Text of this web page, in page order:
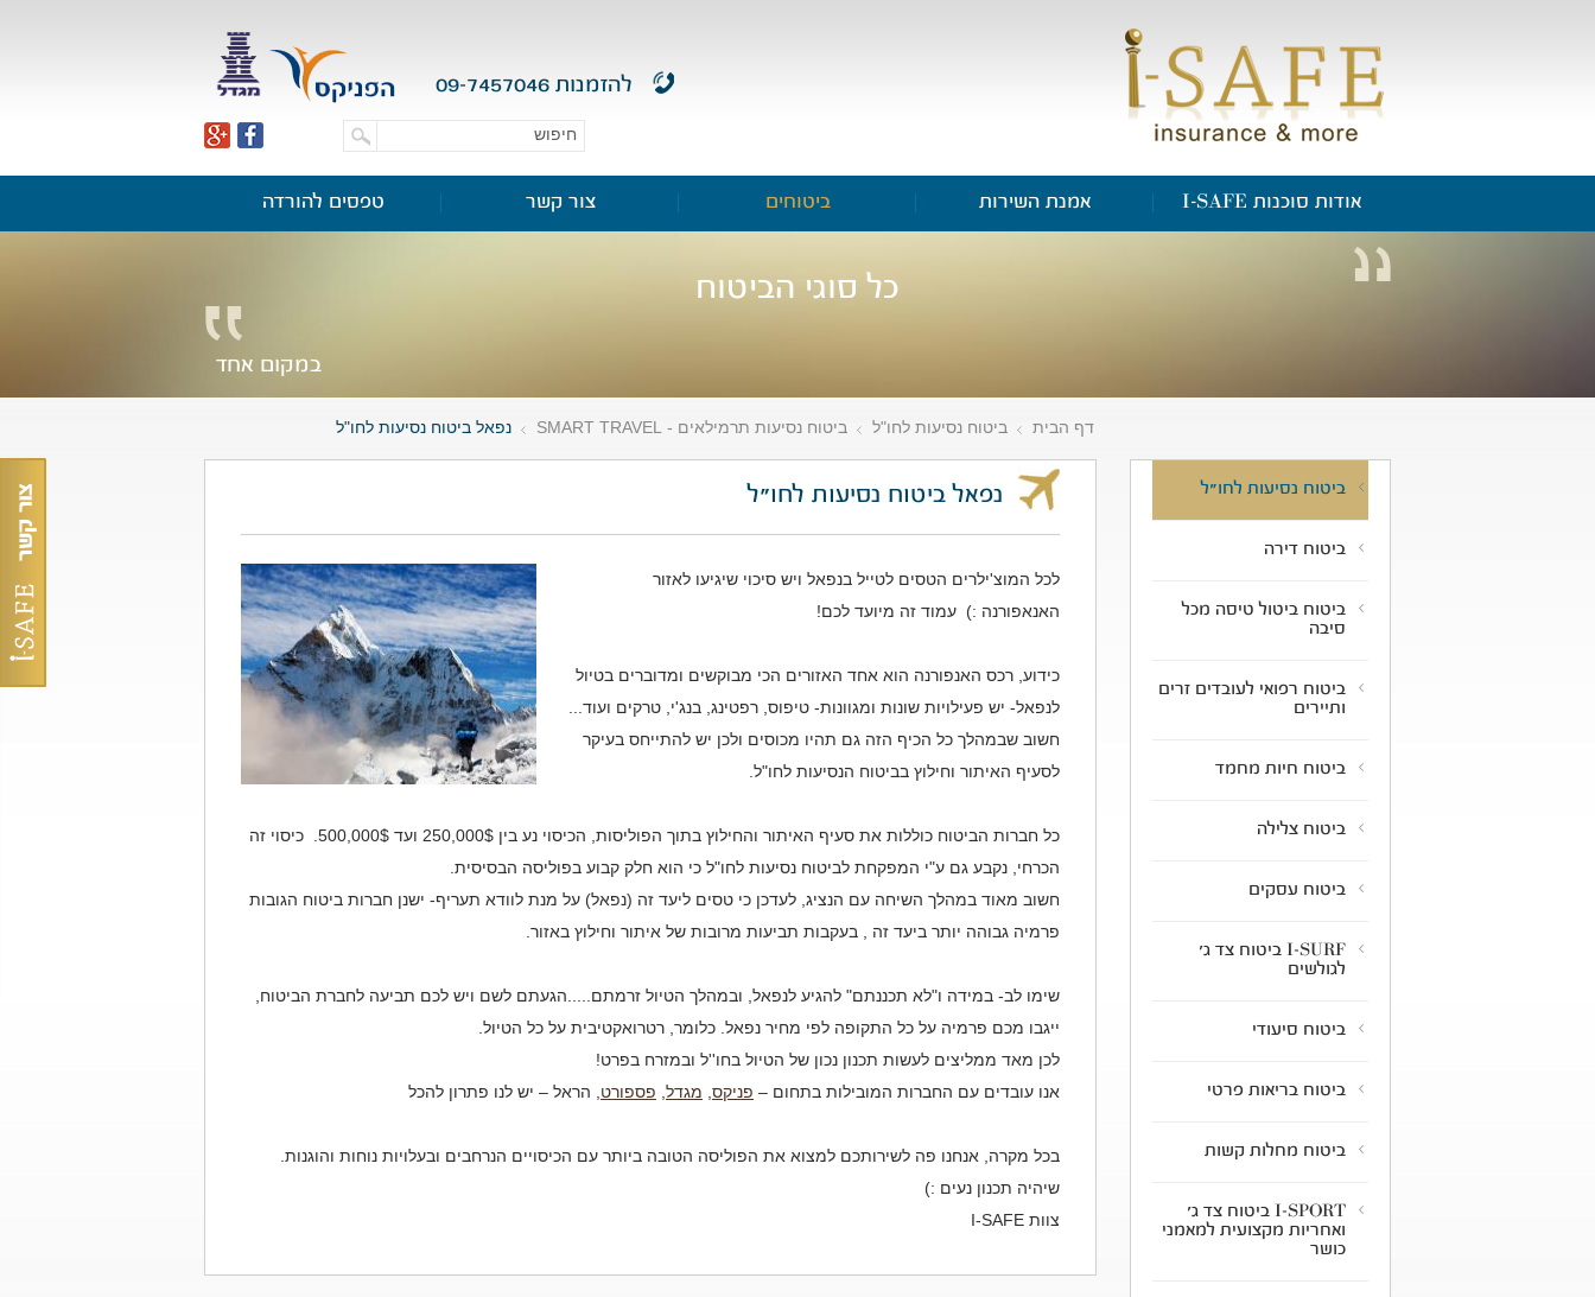
להזמנות 09-7457046
אודות סוכנות I-SAFE אמנת השירות ביטוחים צור קשר טפסים להורדה
כל סוגי הביטוח
במקום אחד
דף הבית » ביטוח נסיעות לחו"ל » ביטוח נסיעות תרמילאים - SMART TRAVEL » נפאל ביטוח נסיעות לחו"ל
ביטוח נסיעות לחו"ל
ביטוח דירה
ביטוח ביטול טיסה מכל
סיבה
ביטוח רפואי לעובדים זרים
ותיירים
ביטוח חיות מחמד
ביטוח צלילה
ביטוח עסקים
I-SURF ביטוח צד ג'
לגולשים
ביטוח סיעודי
ביטוח בריאות פרטי
ביטוח מחלות קשות
I-SPORT ביטוח צד ג'
ואחריות מקצועית למאמני
כושר
נפאל ביטוח נסיעות לחו"ל
לכל המוצ'ילרים הטסים לטייל בנפאל ויש סיכוי שיגיעו לאזור
האנאפורנה :) עמוד זה מיועד לכם!
כידוע, רכס האנפורנה הוא אחד האזורים הכי מבוקשים ומדוברים בטיול
לנפאל- יש פעילויות שונות ומגוונות- טיפוס, רפטינג, בנג'י, טרקים ועוד...
חשוב שבמהלך כל הכיף הזה גם תהיו מכוסים ולכן יש להתייחס בעיקר
לסעיף האיתור וחילוץ בביטוח הנסיעות לחו"ל.
כל חברות הביטוח כוללות את סעיף האיתור והחילוץ בתוך הפוליסות, הכיסוי נע בין 250,000$ ועד 500,000$. כיסוי זה
הכרחי, נקבע גם ע"י המפקחת לביטוח נסיעות לחו"ל כי הוא חלק קבוע בפוליסה הבסיסית.
חשוב מאוד במהלך השיחה עם הנציג, לעדכן כי טסים ליעד זה (נפאל) על מנת לוודא תעריף- ישנן חברות ביטוח הגובות
פרמיה גבוהה יותר ביעד זה , בעקבות תביעות מרובות של איתור וחילוץ באזור.
שימו לב- במידה ו"לא תכננתם" להגיע לנפאל, ובמהלך הטיול זרמתם.....הגעתם לשם ויש לכם תביעה לחברת הביטוח,
ייגבו מכם פרמיה על כל התקופה לפי מחיר נפאל. כלומר, רטרואקטיבית על כל הטיול.
לכן מאד ממליצים לעשות תכנון נכון של הטיול בחו''ל ובמזרח בפרט!
אנו עובדים עם החברות המובילות בתחום – פניקס מגדל פספורט , הראל – יש לנו פתרון להכל
בכל מקרה, אנחנו פה לשירותכם למצוא את הפוליסה הטובה ביותר עם הכיסויים הנרחבים ובעלויות נוחות והוגנות.
שיהיה תכנון נעים :)
צוות I-SAFE